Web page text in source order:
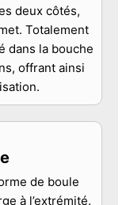
deux côtés,
Totalement
dans la bouche
offrant ainsi
de boule
à l’extrémité.